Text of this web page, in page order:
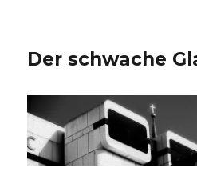
Der schwache